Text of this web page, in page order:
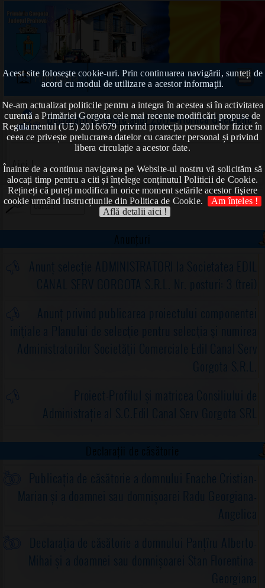
Acest site foloseşte cookie-uri. Prin continuarea navigării, sunteți de
acord cu modul de utilizare a acestor informaţii.
Ne-am actualizat politicile pentru a integra în acestea si în activitatea
curentă a Primăriei Gorgota cele mai recente modificări propuse de
Regulamentul (UE) 2016/679 privind protecția persoanelor fizice în
ceea ce privește prelucrarea datelor cu caracter personal și privind
libera circulație a acestor date.
Înainte de a continua navigarea pe Website-ul nostru vă solicităm să
alocați timp pentru a citi și înțelege conținutul Politicii de Cookie.
Rețineți că puteți modifica în orice moment setările acestor fişiere
cookie urmând instrucțiunile din Politica de Cookie.
Am înțeles !
Află detalii aici !
Prima pagină
Declarații de avere anul 2017➠Hornea Gheorghe
Aici !
Anunțuri
Anunț selecție ADMINISTRATORI la Societatea EDIL
CANAL SERV GORGOTA S.R.L. Nr. posturi: 3 (trei)
Anunț privind publicarea proiectului componentei
iniţiale a Planului de selecţie pentru selecţia şi numirea
Administratorilor Societăţii Comerciale Edil Canal Serv
Gorgota S.R.L.
Proiect-Profilul și matricea Consiliului de
Administrație al S.C.Edil Canal Serv Gorgota SRL
Declarații de căsătorie
Publicația de căsătorie a domnului Enache Cristian-
Marian și a doamnei sau domnișoarei Radu Georgiana-
Angelica
Declarația de căsătorie a domnului Panțîru Alberto-
Mihai și a doamnei sau domnișoarei Stan Florentina-
Georgiana